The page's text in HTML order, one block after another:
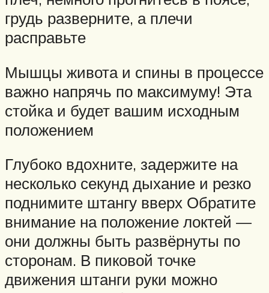
грудь разверните, а плечи
расправьте
Мышцы живота и спины в процессе
важно напрячь по максимуму! Эта
стойка и будет вашим исходным
положением
Глубоко вдохните, задержите на
несколько секунд дыхание и резко
поднимите штангу вверх Обратите
внимание на положение локтей —
они должны быть развёрнуты по
сторонам. В пиковой точке
движения штанги руки можно